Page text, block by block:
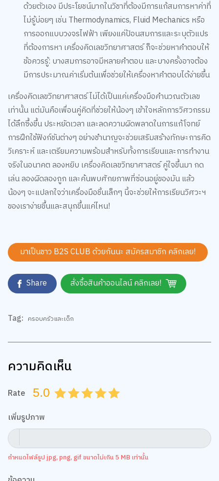
ไม่รู้บ่อยๆ เช่น Thermodynamics, Fluid Mechanics หรือ
การออกแบบวงจรไฟฟ้า เพียงแค่ป้อนสมการและระบุตัวแปร
ที่ต้องการหา เครื่องคิดเลขวิทยาศาสตร์ ก็จะช่วยหาคำตอบให้
ข้อควรรู้: บางสมการอาจมีหลายคำตอบ และบางครั้งอาจต้อง
มีการประมาณค่าเริ่มต้นเพื่อช่วยให้เครื่องหาคำตอบได้ง่ายขึ้น
เท่านั้น แต่มันคือเพื่อนคู่คิดที่ช่วยให้น้องๆ เข้าใจหลักการวิศวกรรม
ได้ลึกซึ้งขึ้น ประหยัดเวลา และลดความผิดพลาดในการแก้โจทย์
การฝึกใช้ฟังก์ชันต่างๆ อย่างชำนาญจะช่วยเสริมสร้างทักษะการคิด
วิเคราะห์ และเตรียมความพร้อมสำหรับทั้งการเรียนและการทำงาน
จริงในอนาคต ลองหยิบ เครื่องคิดเลขวิทยาศาสตร์ คู่ใจขึ้นมา กด
เล่น ลองผิดลองถูก และค้นพบศักยภาพที่ซ่อนอยู่ของมัน แล้ว
น้องๆ จะแปลกใจว่าเครื่องมือชิ้นเล็กๆ นี้จะช่วยให้การเรียนวิศวะฯ
ของเราง่ายขึ้นและสนุกขึ้นแค่ไหน!
มาเป็นชาว B2S CLUB ด้วยกันนะ สมัครสมาชิกคลิกเลย!
Share สั่งซื้อสินค้าออนไลน์ คลิกเลย!
ความคิดเห็น
กำหนดไฟล์รูป jpg, png, gif ขนาดไม่เกิน 5 MB เท่านั้น